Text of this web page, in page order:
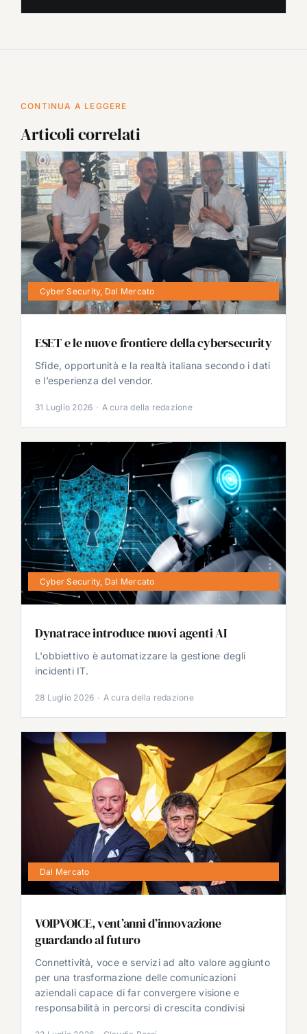
CONTINUA A LEGGERE
Articoli correlati
Cyber Security, Dal Mercato
ESET e le nuove frontiere della cybersecurity
Sfide, opportunità e la realtà italiana secondo i dati
e l’esperienza del vendor.
31 Luglio 2026 · A cura della redazione
Cyber Security, Dal Mercato
Dynatrace introduce nuovi agenti AI
L'obbiettivo è automatizzare la gestione degli
incidenti IT.
28 Luglio 2026 · A cura della redazione
Dal Mercato
VOIPVOICE, vent’anni d’innovazione
guardando al futuro
Connettività, voce e servizi ad alto valore aggiunto
per una trasformazione delle comunicazioni
aziendali capace di far convergere visione e
responsabilità in percorsi di crescita condivisi